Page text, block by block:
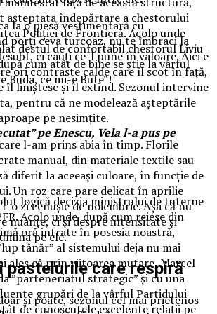
așteptata îndepărtare a chestorului
Poliției de Frontieră. Acolo unde
destul de confortabil chestorul Liviu
cum atât de bine se știe la vârful
Buda, ce mi-e Bute”!
pe Enescu, Vela l-a pus pe
logică decizia ministrului de Interne
Acolo unde, după cum reiese din
oră intrate în posesia noastră,
tânăr” al sistemului deja nu mai
ales că prin viitoarea mutare, Marcel
”parteneriatul strategic” și cu una
grupări de la vârful Partidului
de cunoscutele excelente relații pe
la o piesă vestimentară cu
porți ceva turcoaz, nu te îmbraci la
ci cauți ce-l pune în valoare. Aici e
ori contraste calde care îl scot în față,
îl liniștesc și îl extind. Sezonul intervine
pentru că ne modelează așteptările
pe nesimțite.
l-am prins abia în timp. Florile
manual, din materiale textile sau
diferit la aceeași culoare, în funcție de
Un roz care pare delicat în aprilie
o zi cenușie de noiembrie. Așa că nu
nuanțe, ci și despre intensitate și
pe ele.
pastelurile care respiră
și poate, sezonul cel mai prietenos